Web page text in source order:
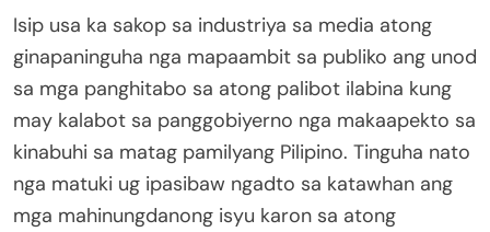
Isip usa ka sakop sa industriya sa media atong
ginapaninguha nga mapaambit sa publiko ang unod
sa mga panghitabo sa atong palibot ilabina kung
may kalabot sa panggobiyerno nga makaapekto sa
kinabuhi sa matag pamilyang Pilipino. Tinguha nato
nga matuki ug ipasibaw ngadto sa katawhan ang
mga mahinungdanong isyu karon sa atong